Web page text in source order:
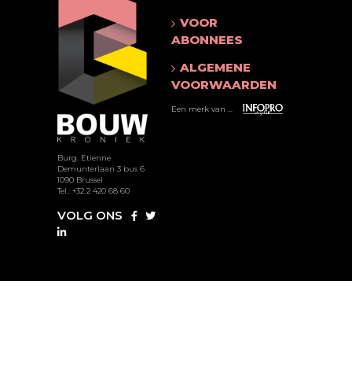
Burg. Etienne
Demunterlaan 3 bus 6
1090 Brussel
Tel.: +32 2 420 68 60
VOLG ONS
VOOR
ABONNEES
ALGEMENE
VOORWAARDEN
Een merk van ...